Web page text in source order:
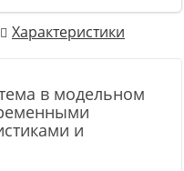
Характеристики
в модельном
и